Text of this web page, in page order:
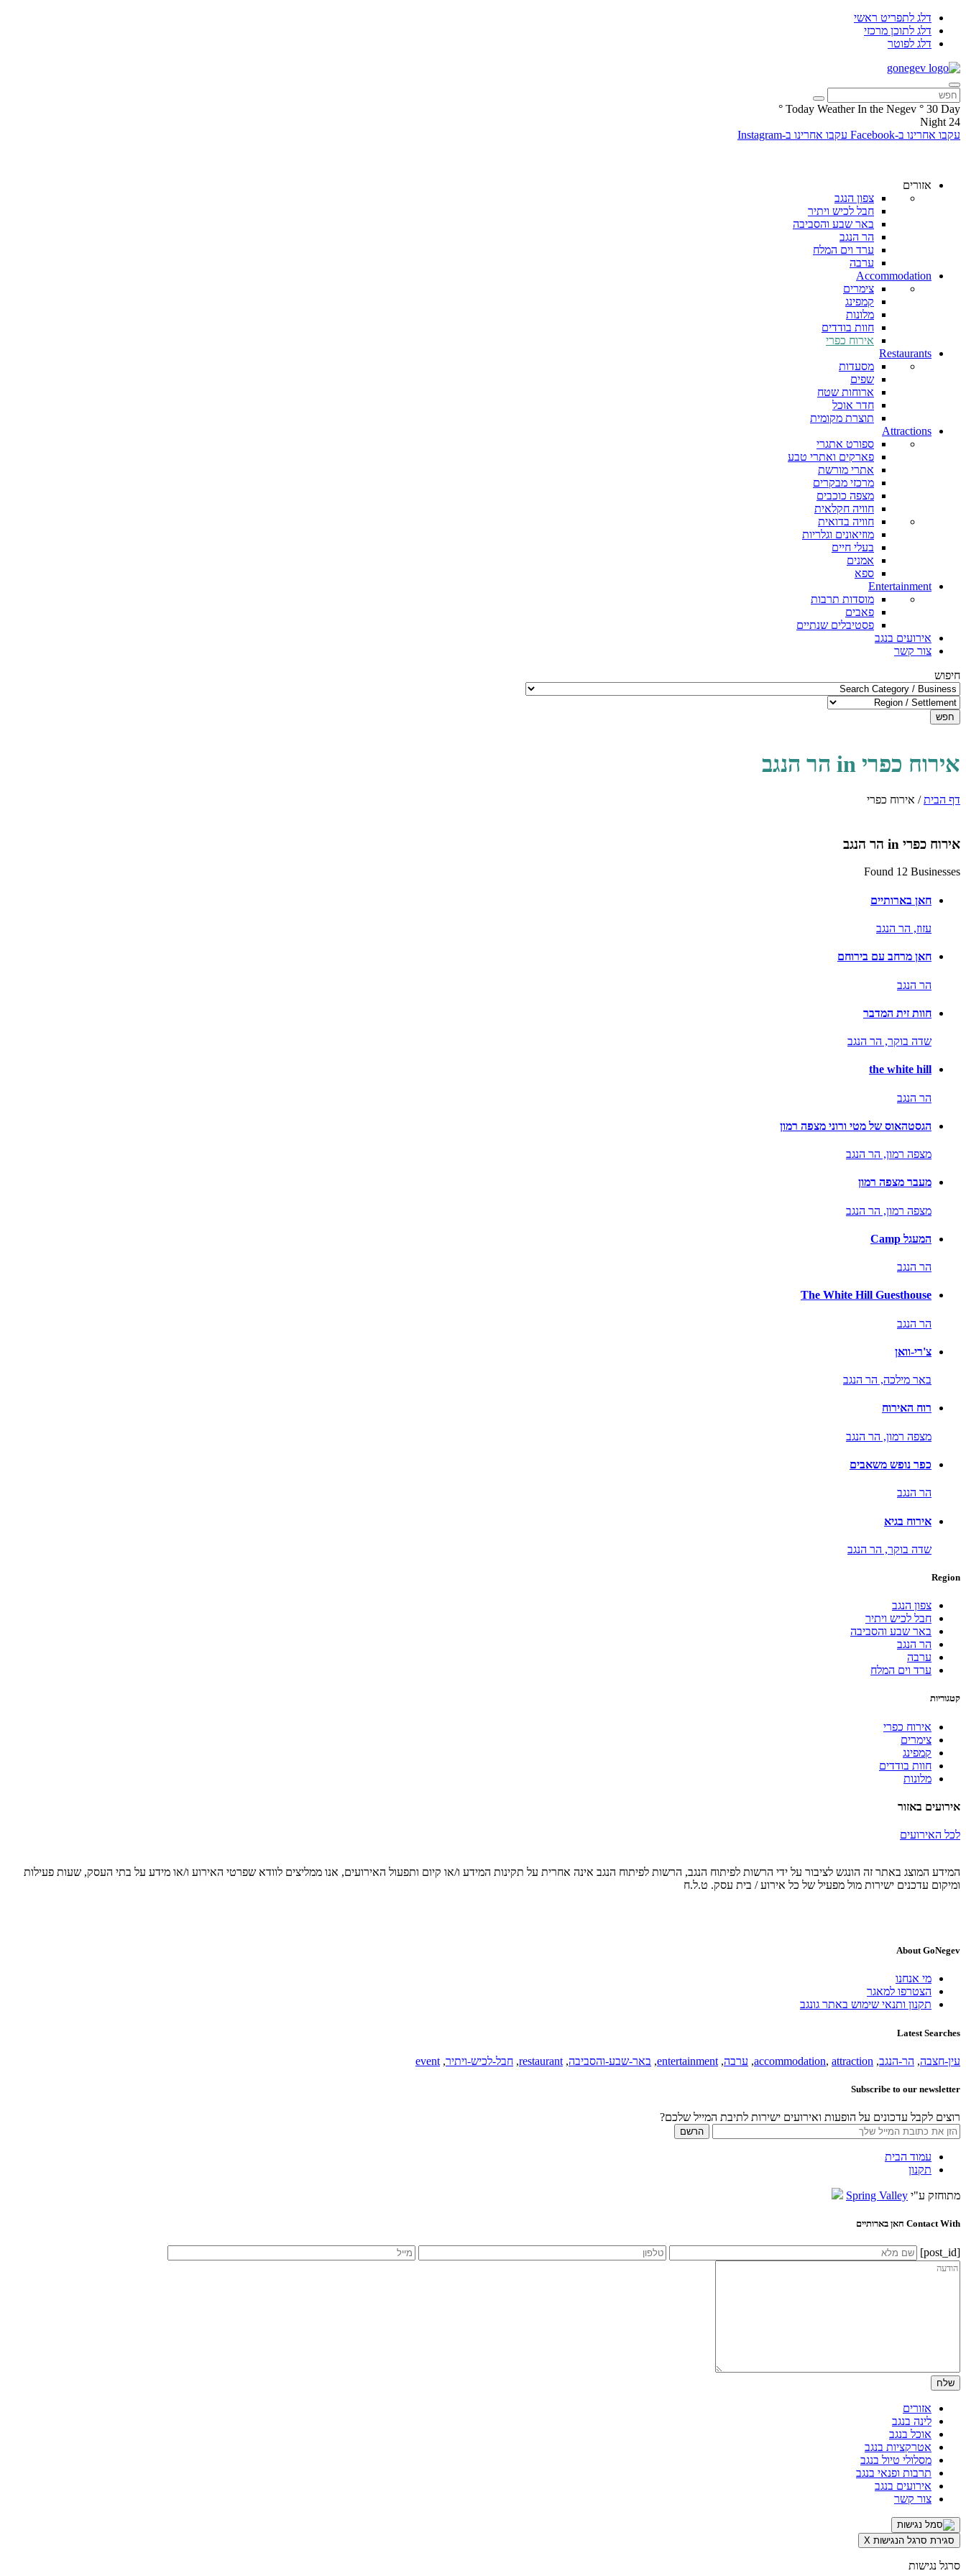
דלג לתפריט ראשי
דלג לתוכן מרכזי
דלג לפוטר
Today Weather In the Negev ° 30 Day
°
24
Night
עקבו אחרינו ב-Facebook
עקבו אחרינו ב-Instagram
אזורים
צפון הנגב
חבל לכיש ויתיר
באר שבע והסביבה
הר הנגב
ערד וים המלח
ערבה
Accommodation
צימרים
קמפינג
מלונות
חוות בודדים
אירוח כפרי
Restaurants
מסעדות
שפים
ארוחות שטח
חדר אוכל
תוצרת מקומית
Attractions
ספורט אתגרי
פארקים ואתרי טבע
אתרי מורשת
מרכזי מבקרים
מצפה כוכבים
חוויה חקלאית
חוויה בדואית
מוזיאונים וגלריות
בעלי חיים
אמנים
ספא
Entertainment
מוסדות תרבות
פאבים
פסטיבלים שנתיים
אירועים בנגב
צור קשר
חיפוש
חפש
אירוח כפרי in הר הנגב
דף הבית/ אירוח כפרי
אירוח כפרי in הר הנגב
Found 12 Businesses
חאן בארותיים
עזוז, הר הנגב
חאן מרחב עם בירוחם
הר הנגב
חוות זית המדבר
שדה בוקר, הר הנגב
the white hill
הר הנגב
הגסטהאוס של מטי ורוני מצפה רמון
מצפה רמון, הר הנגב
מעבר מצפה רמון
מצפה רמון, הר הנגב
המעגל Camp
הר הנגב
The White Hill Guesthouse
הר הנגב
צ'רי-וואן
באר מילכה, הר הנגב
רוח האירוח
מצפה רמון, הר הנגב
כפר נופש משאבים
הר הנגב
אירוח בגיא
שדה בוקר, הר הנגב
Region
צפון הנגב
חבל לכיש ויתיר
באר שבע והסביבה
הר הנגב
ערבה
ערד וים המלח
קטגוריות
אירוח כפרי
צימרים
קמפינג
חוות בודדים
מלונות
אירועים באזור
לכל האירועים
המידע המוצג באתר זה הונגש לציבור על ידי הרשות לפיתוח הנגב, הרשות לפיתוח הנגב אינה אחרית על תקינות המידע ו/או קיום ותפעול האירועים, אנו ממליצים לוודא שפרטי האירוע ו/או מידע על בתי העסק, שעות פעילות
ומיקום עדכנים ישירות מול מפעיל של כל אירוע / בית עסק. ט.ל.ח
About GoNegev
מי אנחנו
הצטרפו למאגר
תקנון ותנאי שימוש באתר גונגב
Latest Searches
עין-חצבה, הר-הנגב,
accommodation, attraction
, ערבה,
entertainment
, באר-שבע-והסביבה,
restaurant
, חבל-לכיש-ויתיר,
event
Subscribe to our newsletter
רוצים לקבל עדכונים על הופעות ואירועים ישירות לתיבת המייל שלכם?
עמוד הבית
תקנון
מתוחזק ע"י Spring Valley
Contact With חאן בארותיים
[post_id]
אזורים
לינה בנגב
אוכל בנגב
אטרקציות בנגב
מסלולי טיול בנגב
תרבות ופנאי בנגב
אירועים בנגב
צור קשר
סגירת סרגל הנגישות X
סרגל נגישות